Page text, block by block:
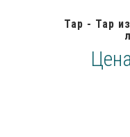
Тар - Тар